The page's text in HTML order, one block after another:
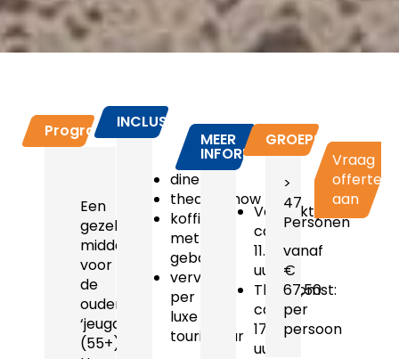
Programma
Een
gezellige
middag
voor
de
oudere
‘jeugd’
(55+).
INCLUSIEF
diner
theatershow
koffie
met
gebak
vervoer
per
luxe
touringcar
MEER
INFORMATIE
Vertrektijd:
ca.
11.00
uur
Thuiskomst:
ca.
17.00
uur
GROEPSPRIJZEN
>
47
Personen
vanaf
€
67,50
per
persoon
Vraag
offerte
aan